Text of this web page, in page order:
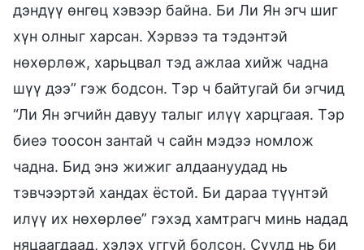
дэндүү өнгөц хэвээр байна. Би Ли Ян эгч шиг
хүн олныг харсан. Хэрвээ та тэдэнтэй
нөхөрлөж, харьцвал тэд ажлаа хийж чадна
шүү дээ” гэж бодсон. Тэр ч байтугай би эгчид
“Ли Ян эгчийн давуу талыг илүү харцгаая. Тэр
биеэ тоосон зантай ч сайн мэдээ номлож
чадна. Бид энэ жижиг алдаануудад нь
тэвчээртэй хандах ёстой. Би дараа түүнтэй
илүү их нөхөрлөе” гэхэд хамтрагч минь надад
няцаагдаад, хэлэх үггүй болсон. Сүүлд нь би